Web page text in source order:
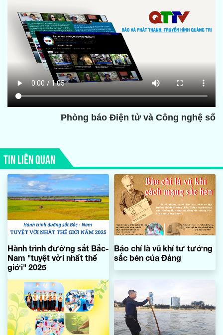
Phòng báo Điện tử và Công nghệ số
TIN LIÊN QUAN
Hành trình đường sắt Bắc-
Nam "tuyệt vời nhất thế
giới" 2025
Báo chí là vũ khí tư tưởng
sắc bén của Đảng